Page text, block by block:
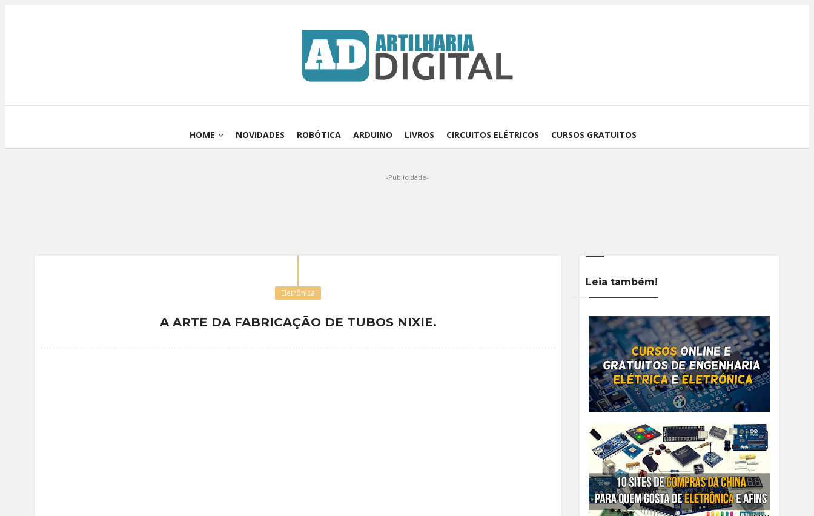
HOME NOVIDADES ROBÓTICA ARDUINO LIVROS CIRCUITOS ELÉTRICOS CURSOS GRATUITOS
-Publicidade-
Eletrônica
A ARTE DA FABRICAÇÃO DE TUBOS NIXIE.
Leia também!